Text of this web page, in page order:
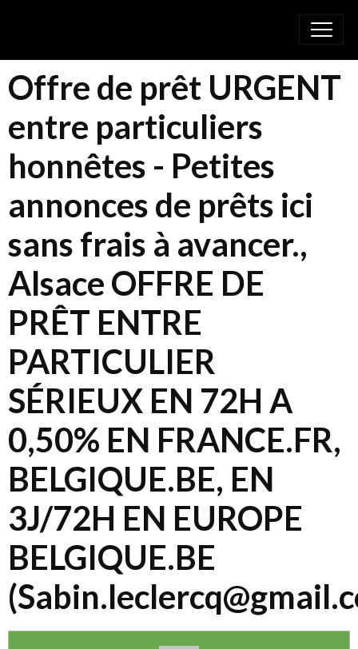
Offre de prêt URGENT
entre particuliers
honnêtes - Petites
annonces de prêts ici
sans frais à avancer.,
Alsace OFFRE DE
PRÊT ENTRE
PARTICULIER
SÉRIEUX EN 72H A
0,50% EN FRANCE.FR,
BELGIQUE.BE, EN
3J/72H EN EUROPE
BELGIQUE.BE